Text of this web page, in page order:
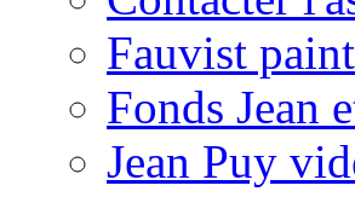
Fauvist
Fonds Jean
Jean Puy